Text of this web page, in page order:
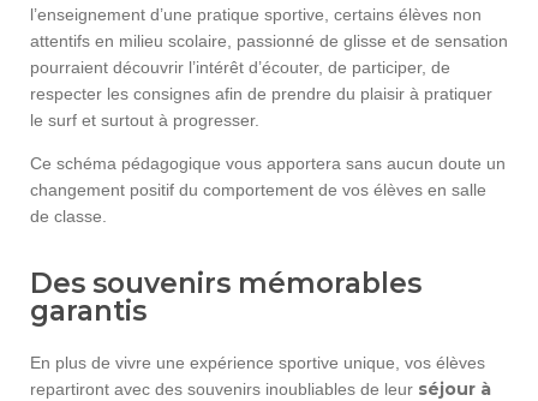
l’enseignement d’une pratique sportive, certains élèves non
attentifs en milieu scolaire, passionné de glisse et de sensation
pourraient découvrir l’intérêt d’écouter, de participer, de
respecter les consignes afin de prendre du plaisir à pratiquer
le surf et surtout à progresser.
Ce schéma pédagogique vous apportera sans aucun doute un
changement positif du comportement de vos élèves en salle
de classe.
Des souvenirs mémorables
garantis
En plus de vivre une expérience sportive unique, vos élèves
repartiront avec des souvenirs inoubliables de leur séjour à